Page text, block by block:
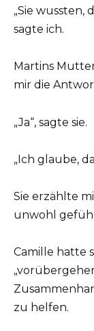
„Sie wussten,
sagte ich.
Martins
mir die
„Ja“, sagte sie.
„Ich glaube,
Sie erzählte
unwohl
Camille hatte
zu helfen.